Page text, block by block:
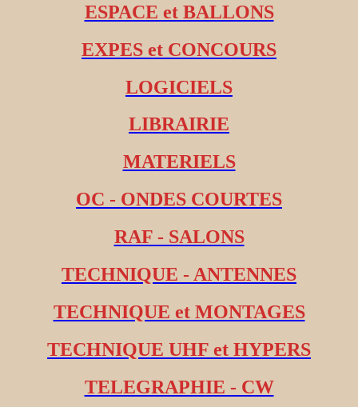
ESPACE et BALLONS
EXPES et CONCOURS
LOGICIELS
LIBRAIRIE
MATERIELS
OC - ONDES COURTES
RAF - SALONS
TECHNIQUE - ANTENNES
TECHNIQUE et MONTAGES
TECHNIQUE UHF et HYPERS
TELEGRAPHIE - CW